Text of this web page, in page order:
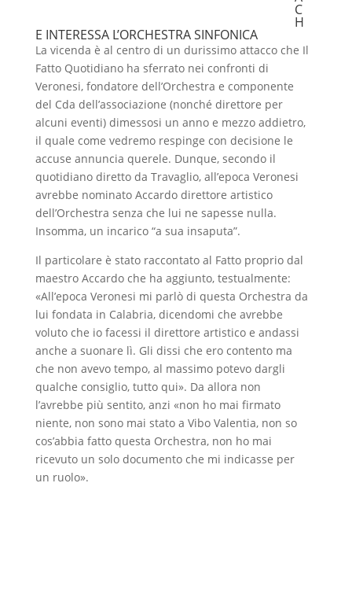
C
H
E INTERESSA L’ORCHESTRA SINFONICA
La vicenda è al centro di un durissimo attacco che Il
Fatto Quotidiano ha sferrato nei confronti di
Veronesi, fondatore dell’Orchestra e componente
del Cda dell’associazione (nonché direttore per
alcuni eventi) dimessosi un anno e mezzo addietro,
il quale come vedremo respinge con decisione le
accuse annuncia querele. Dunque, secondo il
quotidiano diretto da Travaglio, all’epoca Veronesi
avrebbe nominato Accardo direttore artistico
dell’Orchestra senza che lui ne sapesse nulla.
Insomma, un incarico “a sua insaputa”.
Il particolare è stato raccontato al Fatto proprio dal
maestro Accardo che ha aggiunto, testualmente:
«All’epoca Veronesi mi parlò di questa Orchestra da
lui fondata in Calabria, dicendomi che avrebbe
voluto che io facessi il direttore artistico e andassi
anche a suonare lì. Gli dissi che ero contento ma
che non avevo tempo, al massimo potevo dargli
qualche consiglio, tutto qui». Da allora non
l’avrebbe più sentito, anzi «non ho mai firmato
niente, non sono mai stato a Vibo Valentia, non so
cos’abbia fatto questa Orchestra, non ho mai
ricevuto un solo documento che mi indicasse per
un ruolo».